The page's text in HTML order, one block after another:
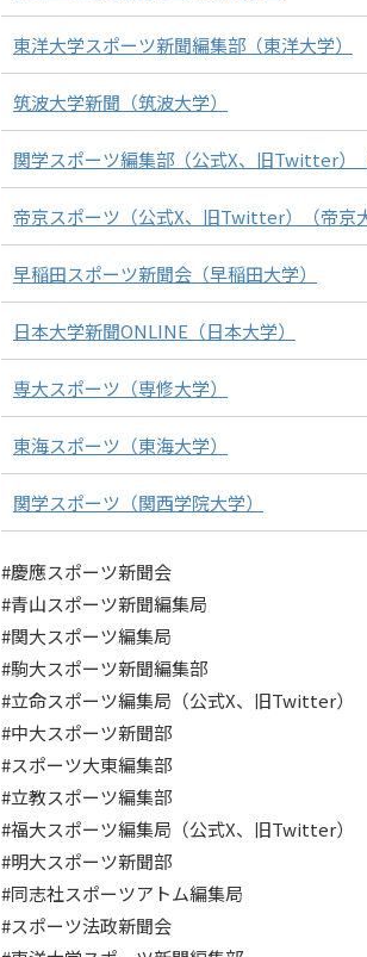
東洋大学スポーツ新聞編集部（東洋大学）
筑波大学新聞（筑波大学）
関学スポーツ編集部（公式X、旧Twitter）
帝京スポーツ（公式X、旧Twitter）（帝京
早稲田スポーツ新聞会（早稲田大学）
日本大学新聞ONLINE（日本大学）
専大スポーツ（専修大学）
東海スポーツ（東海大学）
関学スポーツ（関西学院大学）
#慶應スポーツ新聞会
#青山スポーツ新聞編集局
#関大スポーツ編集局
#駒大スポーツ新聞編集部
#立命スポーツ編集局（公式X、旧Twitter）
#中大スポーツ新聞部
#スポーツ大東編集部
#立教スポーツ編集部
#福大スポーツ編集局（公式X、旧Twitter）
#明大スポーツ新聞部
#同志社スポーツアトム編集局
#スポーツ法政新聞会